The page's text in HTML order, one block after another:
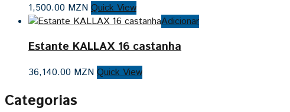
1,500.00 MZN Quick View
Adicionar
Estante KALLAX 16 castanha
36,140.00 MZN Quick View
Categorias